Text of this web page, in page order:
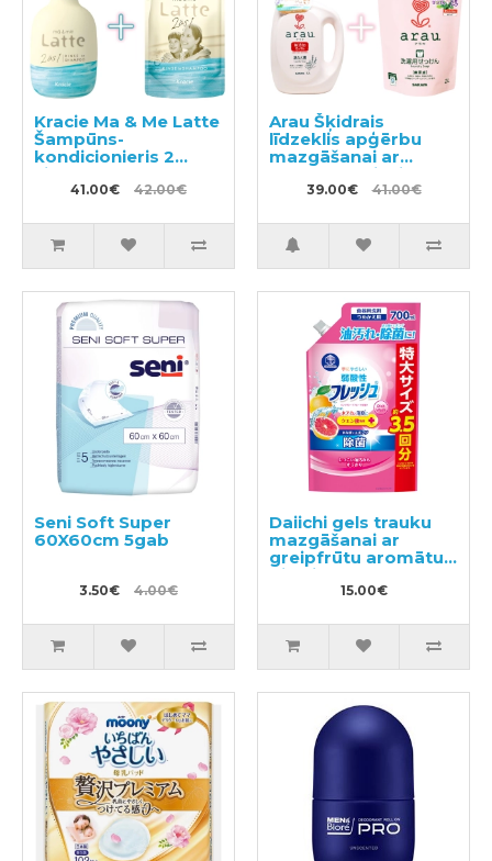
Kracie Ma & Me Latte
Šampūns-
kondicionieris 2
vienā 490ml +
pildviela 360ml
41.00€ 42.00€
Arau Šķidrais
līdzeklis apģērbu
mazgāšanai ar
sastāvam pievienoto
lavandas un
ekstraktu 1200ml +
pildviela 2000ml
39.00€ 41.00€
Seni Soft Super
60X60cm 5gab
3.50€ 4.00€
Daiichi gels trauku
mazgāšanai ar
greipfrūtu aromātu
pildviela 700ml
15.00€